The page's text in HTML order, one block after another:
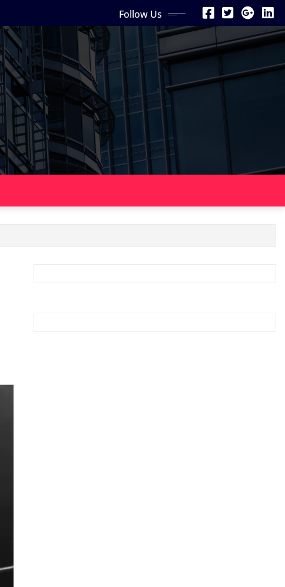
Follow Us